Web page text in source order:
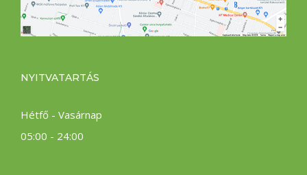
NYITVATARTÁS
Hétfő - Vasárnap
05:00 - 24:00